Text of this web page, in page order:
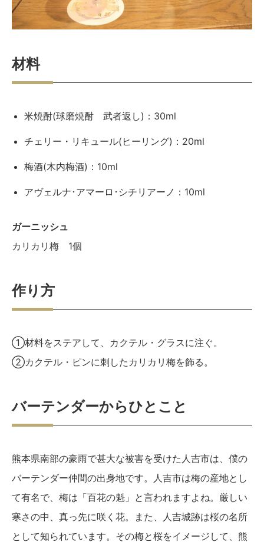
材料
米焼酎(球磨焼酎 武者返し)：30ml
チェリー・リキュール(ヒーリング)：20ml
梅酒(木内梅酒)：10ml
アヴェルナ･アマーロ･シチリアーノ：10ml
ガーニッシュ
カリカリ梅 1個
作り方
①材料をステアして、カクテル・グラスに注ぐ。
②カクテル・ピンに刺したカリカリ梅を飾る。
バーテンダーからひとこと
熊本県南部の豪雨で甚大な被害を受けた人吉市は、僕の
バーテンダー仲間の出身地です。人吉市は梅の産地とし
て有名で、梅は「百花の魁」と言われますよね。厳しい
寒さの中、真っ先に咲く花。また、人吉城跡は桜の名所
として知られています。その梅と桜をイメージして、熊